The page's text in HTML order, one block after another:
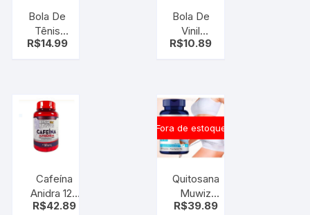
Bola De
Tênis
Com 2 –
ou jogo
do taco
R$14.99
Bola De
Vinil
Cordão
Corda
R$10.89
Cafeína
Anidra 120
Cáp –
R$42.89
Fora de estoque
Quitosana
Muwiz
600MG –
R$39.89